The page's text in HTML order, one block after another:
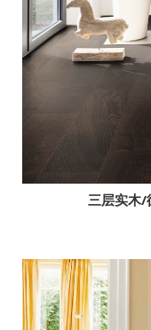
三层实木
手工实木地板 |
三层实木地板 |